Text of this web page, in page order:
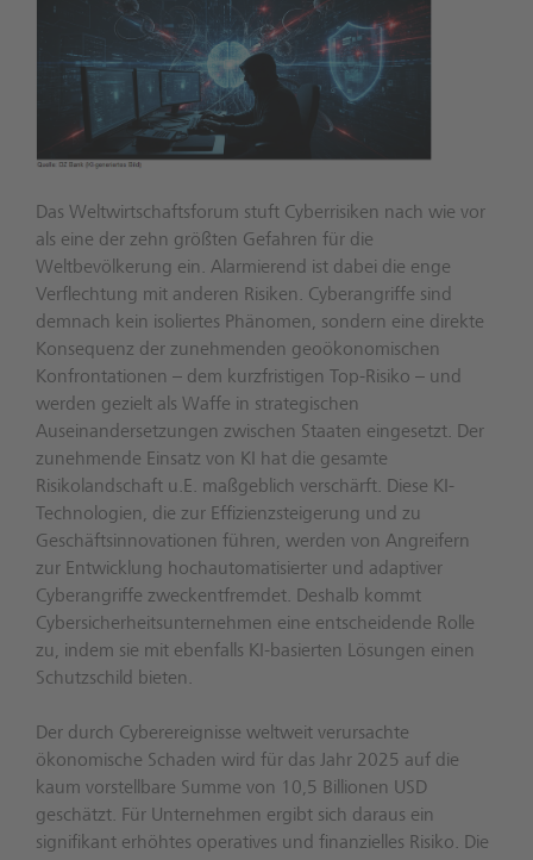
Das Weltwirtschaftsforum stuft Cyberrisiken nach wie vor
als eine der zehn größten Gefahren für die
Weltbevölkerung ein. Alarmierend ist dabei die enge
Verflechtung mit anderen Risiken. Cyberangriffe sind
demnach kein isoliertes Phänomen, sondern eine direkte
Konsequenz der zunehmenden geoökonomischen
Konfrontationen – dem kurzfristigen Top-Risiko – und
werden gezielt als Waffe in strategischen
Auseinandersetzungen zwischen Staaten eingesetzt. Der
zunehmende Einsatz von KI hat die gesamte
Risikolandschaft u.E. maßgeblich verschärft. Diese KI-
Technologien, die zur Effizienzsteigerung und zu
Geschäftsinnovationen führen, werden von Angreifern
zur Entwicklung hochautomatisierter und adaptiver
Cyberangriffe zweckentfremdet. Deshalb kommt
Cybersicherheitsunternehmen eine entscheidende Rolle
zu, indem sie mit ebenfalls KI-basierten Lösungen einen
Schutzschild bieten.
Der durch Cyberereignisse weltweit verursachte
ökonomische Schaden wird für das Jahr 2025 auf die
kaum vorstellbare Summe von 10,5 Billionen USD
geschätzt. Für Unternehmen ergibt sich daraus ein
signifikant erhöhtes operatives und finanzielles Risiko. Die